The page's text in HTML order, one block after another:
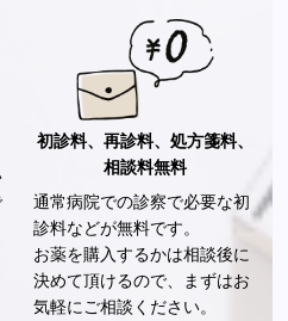
初診料、再診料、処方箋料、
相談料無料
通常病院での診察で必要な初
診料などが無料です。
お薬を購入するかは相談後に
決めて頂けるので、まずはお
気軽にご相談ください。